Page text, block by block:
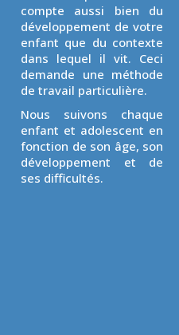
compte aussi bien du
développement de votre
enfant que du contexte
dans lequel il vit. Ceci
demande une méthode
de travail particulière.
Nous suivons chaque
enfant et adolescent en
fonction de son âge, son
développement et de
ses difficultés.